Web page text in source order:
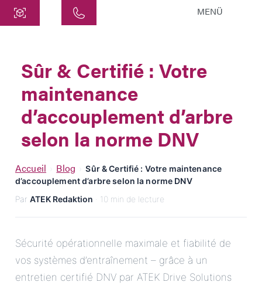
Siemensstraße 47
25462 Rellingen
info@atek.de
+49 4101 7953-0
Ouvrir le chat
Nom de l'entreprise
E-Mail
MENÜ
Sûr & Certifié : Votre
maintenance
d’accouplement d’arbre
selon la norme DNV
Accueil Blog
Sûr & Certifié : Votre maintenance
d’accouplement d’arbre selon la norme DNV
Par ATEK Redaktion · 10 min de lecture
Sécurité opérationnelle maximale et fiabilité de
vos systèmes d’entraînement – grâce à un
entretien certifié DNV par ATEK Drive Solutions